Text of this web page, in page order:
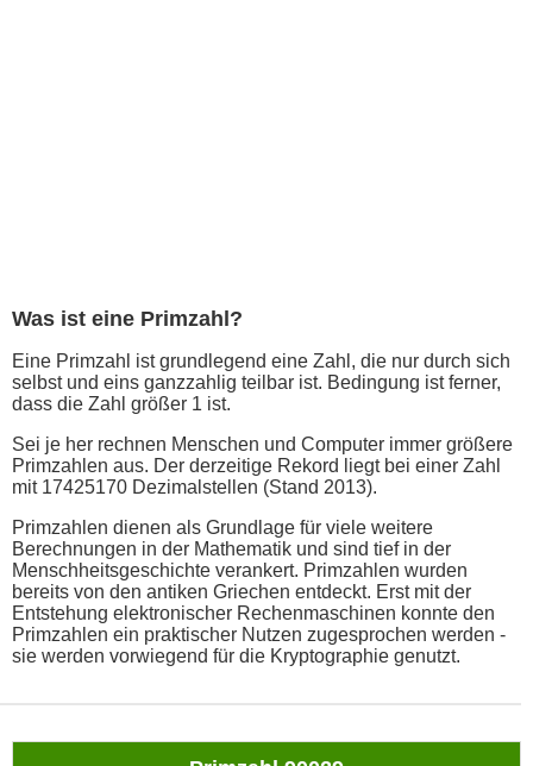
Was ist eine Primzahl?
Eine Primzahl ist grundlegend eine Zahl, die nur durch sich
selbst und eins ganzzahlig teilbar ist. Bedingung ist ferner,
dass die Zahl größer 1 ist.
Sei je her rechnen Menschen und Computer immer größere
Primzahlen aus. Der derzeitige Rekord liegt bei einer Zahl
mit 17425170 Dezimalstellen (Stand 2013).
Primzahlen dienen als Grundlage für viele weitere
Berechnungen in der Mathematik und sind tief in der
Menschheitsgeschichte verankert. Primzahlen wurden
bereits von den antiken Griechen entdeckt. Erst mit der
Entstehung elektronischer Rechenmaschinen konnte den
Primzahlen ein praktischer Nutzen zugesprochen werden -
sie werden vorwiegend für die Kryptographie genutzt.